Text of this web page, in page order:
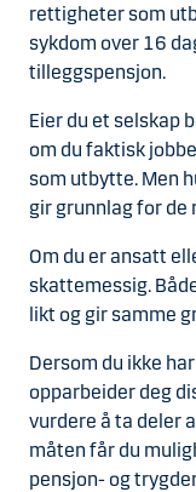
rettigheter som
sykdom over 16
tilleggspensjon.
Eier du et selskap
om du faktisk
som utbytte. Men
gir grunnlag for de
Om du er ansatt
skattemessig.
likt og gir samme
Dersom du ikke
opparbeider deg
vurdere å ta deler
måten får du
pensjon- og